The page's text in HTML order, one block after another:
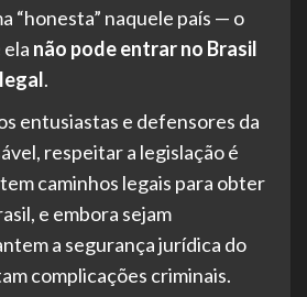
“honesta” naquele país — o
não pode entrar no Brasil
.
entusiastas e defensores da
respeitar a legislação é
caminhos legais para obter
e embora sejam
a segurança jurídica do
complicações criminais.